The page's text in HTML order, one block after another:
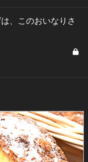
、このおいなりさ